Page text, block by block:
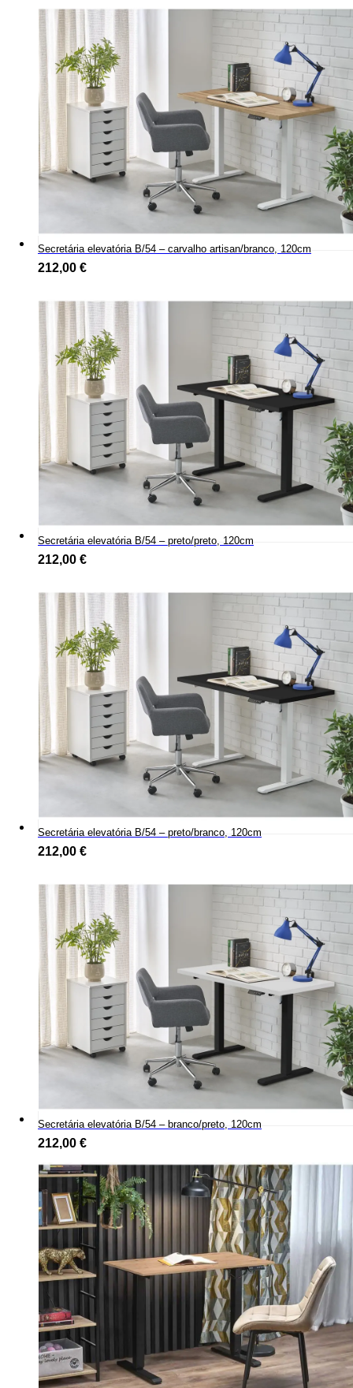
Secretária elevatória B/54 – carvalho artisan/branco, 120cm
212,00 €
Secretária elevatória B/54 – preto/preto, 120cm
212,00 €
Secretária elevatória B/54 – preto/branco, 120cm
212,00 €
Secretária elevatória B/54 – branco/preto, 120cm
212,00 €